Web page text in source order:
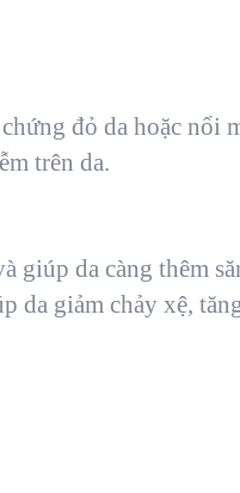
đỏ da hoặc nổi
trên da.
giúp da càng thêm
giảm chảy xệ,